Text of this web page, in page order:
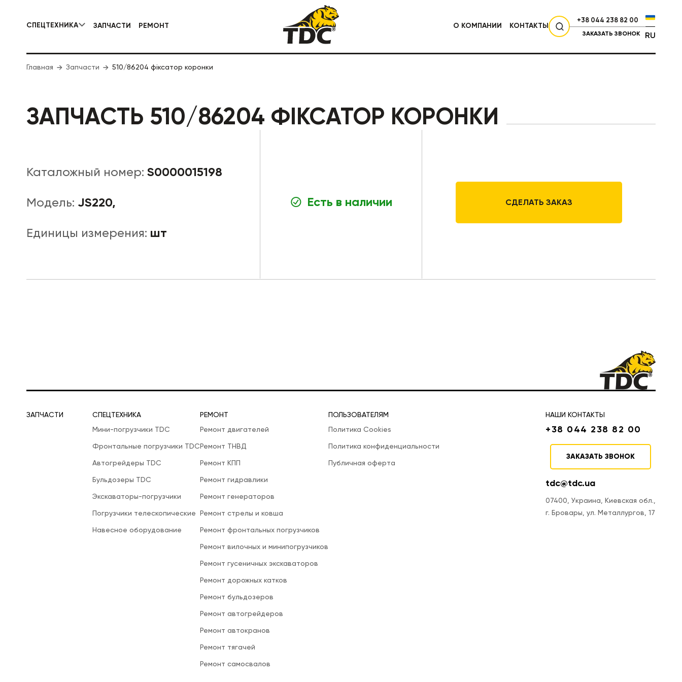
СПЕЦТЕХНИКА
КОММУНАЛЬНАЯ СПЕЦТЕХНИКА ДОРОЖНАЯ СПЕЦТЕХНИКА
ЗАПЧАСТИ РЕМОНТ О КОМПАНИИ КОНТАКТЫ
+38 044 238 82 00
ЗАКАЗАТЬ ЗВОНОК RU
Главная Запчасти 510/86204 фіксатор коронки
ЗАПЧАСТЬ 510/86204 ФІКСАТОР КОРОНКИ
Каталожный номер: S0000015198
Модель: JS220,
Единицы измерения: шт
Есть в наличии СДЕЛАТЬ ЗАКАЗ
ЗАПЧАСТИ
СПЕЦТЕХНИКА
Мини-погрузчики TDC
Фронтальные погрузчики TDC
Автогрейдеры TDC
Бульдозеры TDC
Экскаваторы-погрузчики
Погрузчики телескопические
Навесное оборудование
РЕМОНТ
Ремонт двигателей
Ремонт ТНВД
Ремонт КПП
Ремонт гидравлики
Ремонт генераторов
Ремонт стрелы и ковша
Ремонт фронтальных погрузчиков
Ремонт вилочных и минипогрузчиков
Ремонт гусеничных экскаваторов
Ремонт дорожных катков
Ремонт бульдозеров
Ремонт автогрейдеров
Ремонт автокранов
Ремонт тягачей
Ремонт самосвалов
ПОЛЬЗОВАТЕЛЯМ
Политика Cookies
Политика конфиденциальности
Публичная оферта
НАШИ КОНТАКТЫ
+38 044 238 82 00
ЗАКАЗАТЬ ЗВОНОК
tdc@tdc.ua
07400, Украина, Киевская обл.,
г. Бровары, ул. Металлургов, 17